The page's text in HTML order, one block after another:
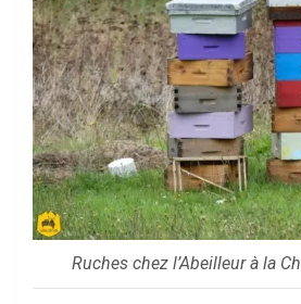
Ruches chez l’Abeilleur à la